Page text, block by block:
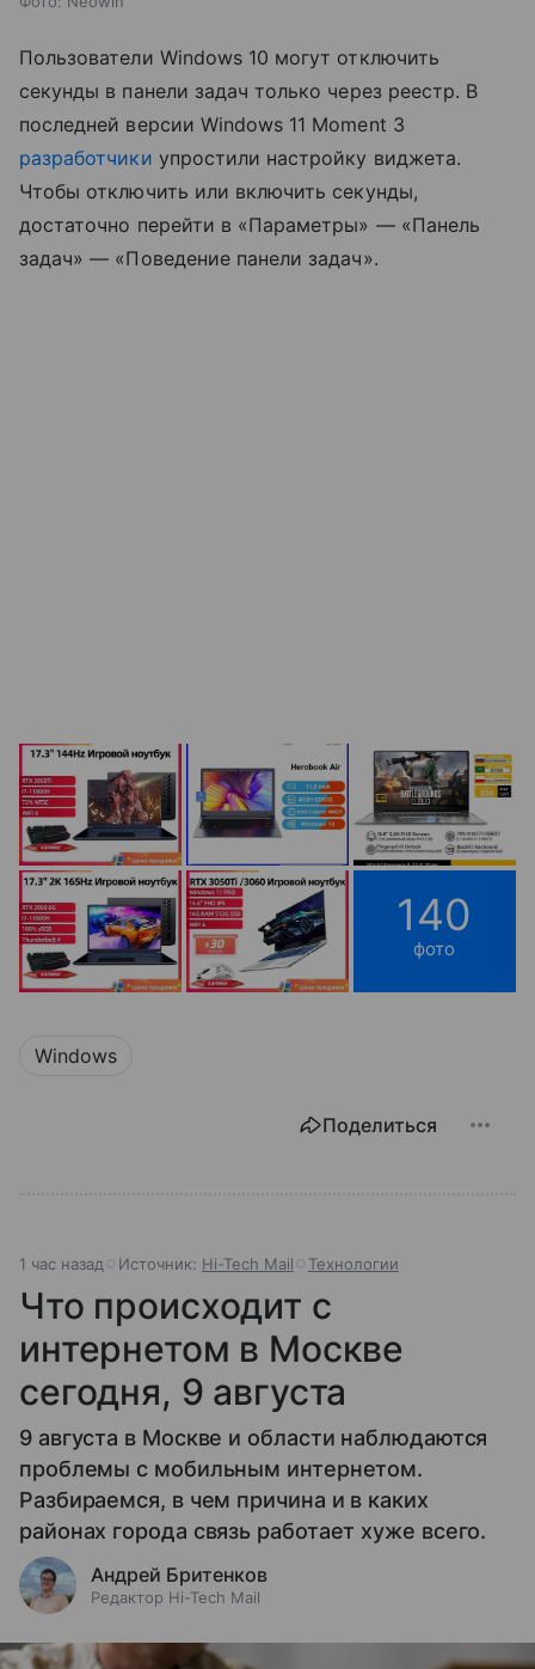
Пользователи Windows 10 могут отключить
секунды в панели задач только через реестр. В
последней версии Windows 11 Moment 3
разработчики упростили настройку виджета.
Чтобы отключить или включить секунды,
достаточно перейти в «Параметры» — «Панель
задач» — «Поведение панели задач».
140
фото
Windows
Поделиться
1 час назад Источник: Hi-Tech Mail Технологии
Что происходит с
интернетом в Москве
сегодня, 9 августа
9 августа в Москве и области наблюдаются
проблемы с мобильным интернетом.
Разбираемся, в чем причина и в каких
районах города связь работает хуже всего.
Андрей Бритенков
Редактор Hi-Tech Mail